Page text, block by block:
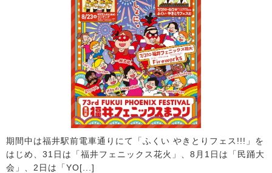
期間中は福井駅前電車通りにて「ふくい やきとりフェス!!!」を
はじめ、31日は「福井フェニックス花火」、8月1日は「民踊大
会」、2日は「YO[...]